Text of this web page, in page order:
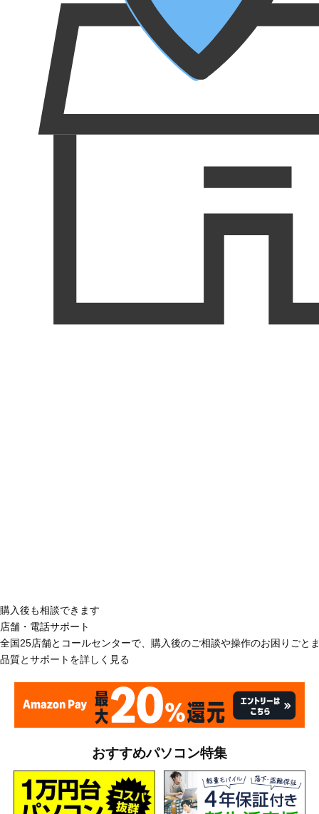
購入後も相談できます
店舗・電話サポート
全国25店舗とコールセンターで、購入後のご相談や操作のお困りごと
品質とサポートを詳しく見る
おすすめパソコン特集